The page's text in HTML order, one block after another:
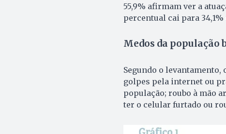
55,9% afirmam ver a
percentual cai para
Medos da população
Segundo o
golpes pela internet ou
população; roubo à mão
ter o celular furtado ou